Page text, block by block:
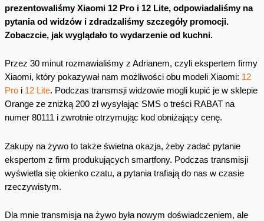
prezentowaliśmy Xiaomi 12 Pro i 12 Lite, odpowiadaliśmy na
pytania od widzów i zdradzaliśmy szczegóły promocji.
Zobaczcie, jak wyglądało to wydarzenie od kuchni.
Przez 30 minut rozmawialiśmy z Adrianem, czyli ekspertem firmy
Xiaomi, który pokazywał nam możliwości obu modeli Xiaomi: 12
Proi 12 Lite. Podczas transmsji widzowie mogli kupić je w sklepie
Orange ze zniżką 200 zł wysyłając SMS o treści RABAT na
numer 80111 i zwrotnie otrzymując kod obniżający cenę.
Zakupy na żywo to także świetna okazja, żeby zadać pytanie
ekspertom z firm produkujących smartfony. Podczas transmisji
wyświetla się okienko czatu, a pytania trafiają do nas w czasie
rzeczywistym.
Dla mnie transmisja na żywo była nowym doświadczeniem, ale